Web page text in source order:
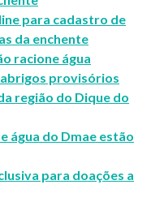
para cadastro de
da enchente
racione água
provisórios
região do Dique do
água do Dmae estão
para doações a